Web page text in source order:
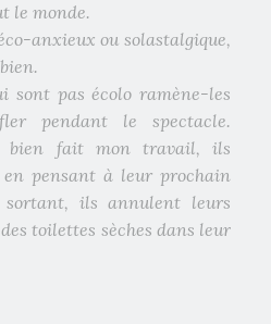
le monde.
anxieux ou solastalgique,
sont pas écolo ramène-les
pendant le spectacle.
bien fait mon travail, ils
pensant à leur prochain
ils annulent leurs
toilettes sèches dans leur